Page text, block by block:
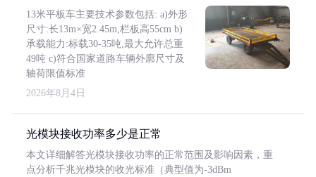
13米平板车主要技术参数包括: a)外形
尺寸:长13m×宽2.45m,栏板高55cm b)
承载能力:标载30-35吨,最大允许总重
49吨 c)符合国家道路车辆外廓尺寸及
轴荷限值标准
2026年8月4日
光模块接收功率多少是正常
本文详细解答光模块接收功率的正常范围及影响因素，重
点分析千兆光模块的收光标准（典型值为-3dBm